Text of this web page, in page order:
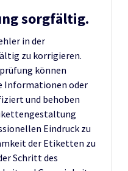
sorgfältig.
in der
zu korrigieren.
können
Informationen oder
und behoben
Eindruck zu
der Etiketten zu
Schritt des